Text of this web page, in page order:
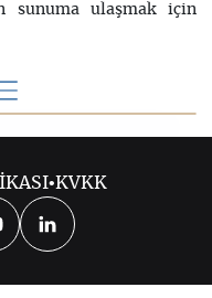
sunuma ulaşmak için
2024
2021
•KVKK